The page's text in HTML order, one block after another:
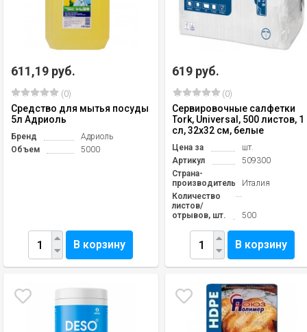
611,19 руб.
(0)
Средство для мытья посуды
5л Адриоль
Бренд
Адриоль
Объем
5000
В корзину
619 руб.
(0)
Сервировочные салфетки
Tork, Universal, 500 листов, 1
сл, 32х32 см, белые
Цена за
шт.
Артикул
509300
Страна-
производитель
Италия
Количество
листов/
отрывов, шт.
500
В корзину